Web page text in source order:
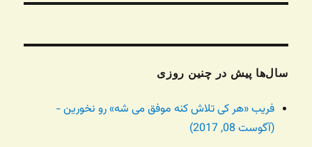
سال‌ها پیش در چنین روزی
فریب «هر کی تلاش کنه موفق می شه» رو نخورین -
(آگوست 08, 2017)